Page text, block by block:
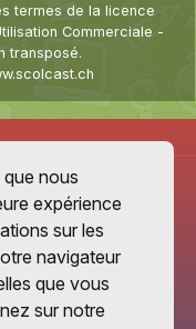
termes de la licence
Commerciale -
transposé.
nous
expérience
sur les
navigateur
que vous
sur notre